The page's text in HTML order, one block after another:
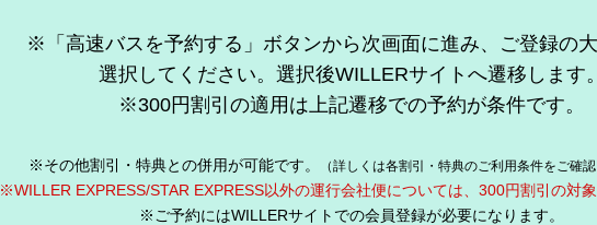
※「高速バスを予約する」ボタンから次画面に進み、ご登録の
選択してください。選択後WILLERサイトへ遷移します
※300円割引の適用は上記遷移での予約が条件です。
※その他割引・特典との併用が可能です。 （詳しくは各割引・特典のご利用条件をご確
※WILLER EXPRESS/STAR EXPRESS以外の運行会社便については、300円割引の対
※ご予約にはWILLERサイトでの会員登録が必要になります。